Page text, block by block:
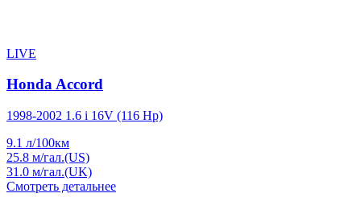
LIVE
Honda Accord
1998-2002 1.6 i 16V (116 Hp)
9.1 л/100км
25.8 м/гал.(US)
31.0 м/гал.(UK)
Смотреть детальнее